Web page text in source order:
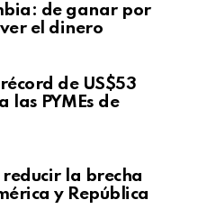
de ganar por
el dinero
Work
this postde US$53
las PYMEs de
la brecha
y República